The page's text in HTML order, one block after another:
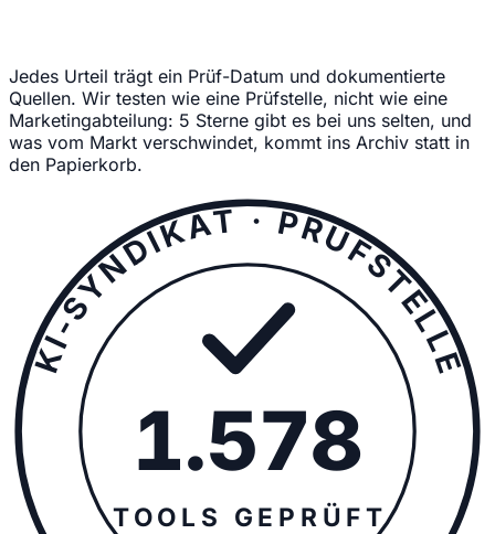
Jedes Urteil trägt ein Prüf-Datum und dokumentierte
Quellen. Wir testen wie eine Prüfstelle, nicht wie eine
Marketingabteilung: 5 Sterne gibt es bei uns selten, und
was vom Markt verschwindet, kommt ins Archiv statt in
den Papierkorb.
KI-SYNDIKAT · PRÜFSTELLE
1.578
TOOLS GEPRÜFT